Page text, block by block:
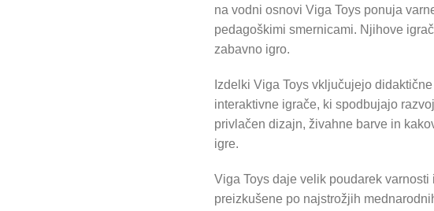
na vodni osnovi Viga Toys ponuja
pedagoškimi smernicami. Njihove
zabavno igro.
Izdelki Viga Toys vključujejo
interaktivne igrače, ki spodbujajo
privlačen dizajn, živahne barve in
igre.
Viga Toys daje velik poudarek
preizkušene po najstrožjih